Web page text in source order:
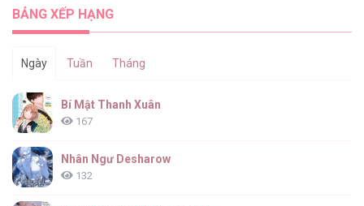
BẢNG XẾP HẠNG
Ngày Tuần Tháng
Bí Mật Thanh Xuân
167
Nhân Ngư Desharow
132